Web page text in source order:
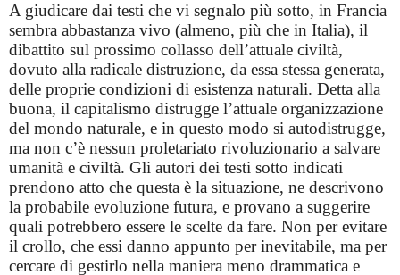
A giudicare dai testi che vi segnalo più sotto, in Francia
sembra abbastanza vivo (almeno, più che in Italia), il
dibattito sul prossimo collasso dell’attuale civiltà,
dovuto alla radicale distruzione, da essa stessa generata,
delle proprie condizioni di esistenza naturali. Detta alla
buona, il capitalismo distrugge l’attuale organizzazione
del mondo naturale, e in questo modo si autodistrugge,
ma non c’è nessun proletariato rivoluzionario a salvare
umanità e civiltà. Gli autori dei testi sotto indicati
prendono atto che questa è la situazione, ne descrivono
la probabile evoluzione futura, e provano a suggerire
quali potrebbero essere le scelte da fare. Non per evitare
il crollo, che essi danno appunto per inevitabile, ma per
cercare di gestirlo nella maniera meno drammatica e